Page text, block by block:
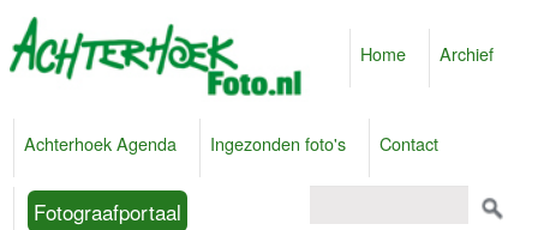
Home Archief
Achterhoek Agenda Ingezonden foto's Contact
Fotograafportaal